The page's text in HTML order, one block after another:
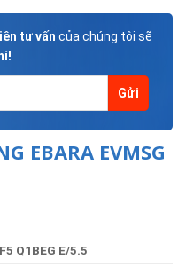
tư vấn của chúng tôi sẽ
EBARA EVMSG
Q1BEG E/5.5